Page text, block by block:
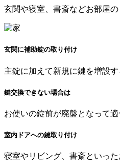
玄関や寝室、書斎などお部屋
玄関に補助錠の取り付け
主錠に加えて新規に鍵を増設
鍵交換できない場合は
お使いの錠前が廃盤となって
室内ドアへの鍵取り付け
寝室やリビング、書斎といっ